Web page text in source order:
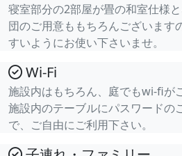
寝室部分の2部屋が畳の和室仕様
団のご用意ももちろんございます
すいようにお使い下さいませ。
Wi-Fi
施設内はもちろん、庭でもwi-fiが
施設内のテーブルにパスワードの
で、ご自由にご利用下さい。